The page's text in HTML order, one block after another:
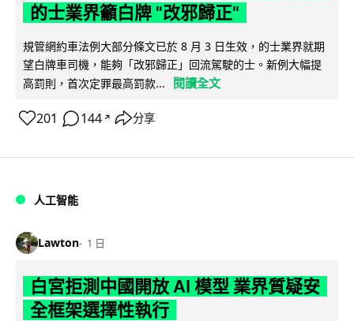
的士業界籲白牌 "改邪歸正"
規管網約車法例大部分條文已於 8 月 3 日生效，的士業界就期
望白牌車司機，能夠「改邪歸正」回流駕駛的士。新例大幅提
高罰則，首次定罪最高罰款...
閱讀全文
201 144 ↗ 分享
人工智能
Lawton 1 日
白宮拒測中國開放 AI 模型 業界質疑安
全框架選擇性執行